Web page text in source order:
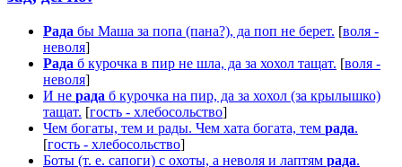
Рада бы Маша за попа (пана?), да поп не берет. [воля -
неволя]
Рада б курочка в пир не шла, да за хохол тащат. [воля -
неволя]
И не рада б курочка на пир, да за хохол (за крылышко)
тащат. [гость - хлебосольство]
Чем богаты, тем и рады. Чем хата богата, тем рада.
[гость - хлебосольство]
Боты (т. е. сапоги) с охоты, а неволя и лаптям рада.